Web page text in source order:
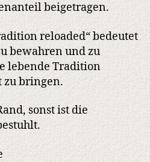
beigetragen.
reloaded“ bedeutet
bewahren und zu
lebende Tradition
zu bringen.
sonst ist die